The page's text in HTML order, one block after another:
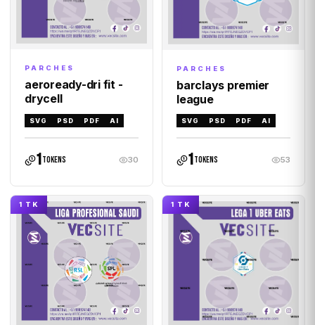
PARCHES
aeroready-dri fit -
drycell
SVG PSD PDF AI
1tokens 30
PARCHES
barclays premier
league
SVG PSD PDF AI
1tokens 53
1 TK 1 TK